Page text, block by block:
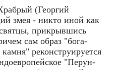
(Георгий
змея - никто иной как
прикрывшись
сам образ "бога-
реконструируется
"Перун-